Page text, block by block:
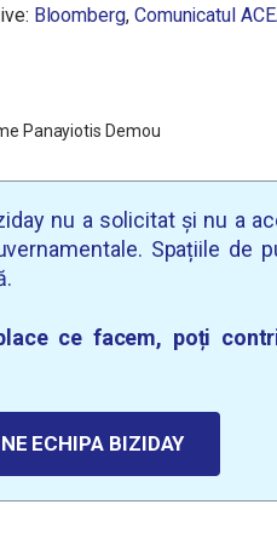
Bloomberg, Comunicatul
Panayiotis Demou
nu a solicitat și nu a
Spațiile de
ce facem, poți
ECHIPA BIZIDAY